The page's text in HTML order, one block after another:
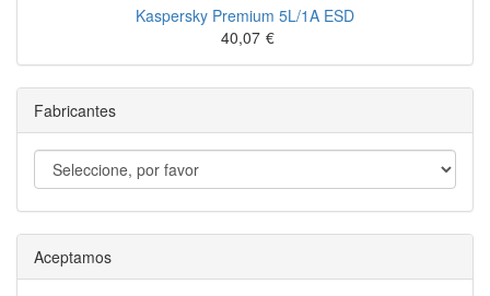
Kaspersky Premium 5L/1A ESD
40,07 €
Fabricantes
Aceptamos